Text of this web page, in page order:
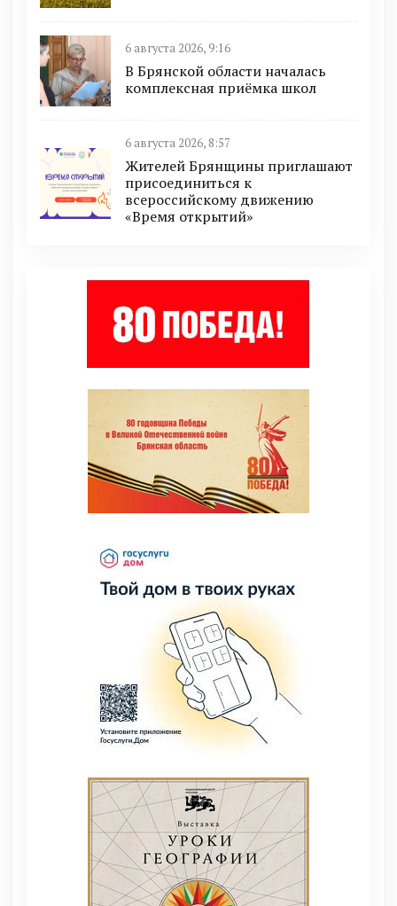
6 августа 2026, 9:16
В Брянской области началась
комплексная приёмка школ
6 августа 2026, 8:57
Жителей Брянщины приглашают
присоединиться к
всероссийскому движению
«Время открытий»